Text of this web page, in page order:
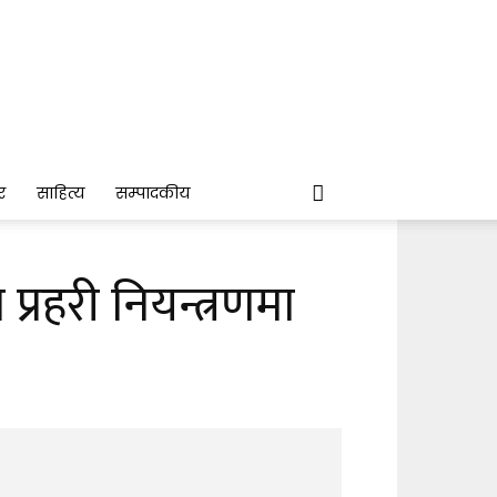
साहित्य सम्पादकीय
नियन्त्रणमा